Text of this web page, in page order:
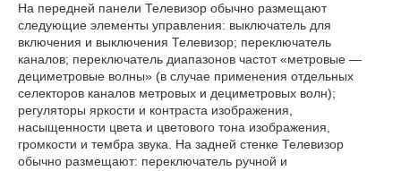
На передней панели Телевизор обычно размещают
следующие элементы управления: выключатель для
включения и выключения Телевизор; переключатель
каналов; переключатель диапазонов частот «метровые —
дециметровые волны» (в случае применения отдельных
селекторов каналов метровых и дециметровых волн);
регуляторы яркости и контраста изображения,
насыщенности цвета и цветового тона изображения,
громкости и тембра звука. На задней стенке Телевизор
обычно размещают: переключатель ручной и